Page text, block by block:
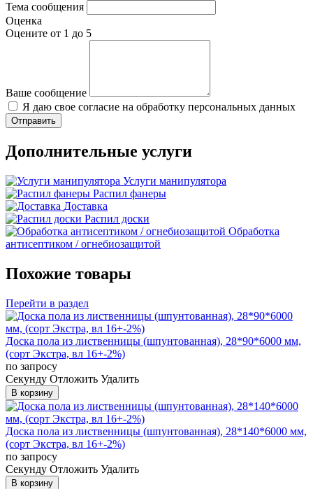
Тема сообщения
Оценка
Оцените от 1 до 5
Ваше сообщение
Я даю свое согласие на обработку персональных данных
Дополнительные услуги
Услуги манипулятора
Распил фанеры
Доставка
Распил доски
Обработка
антисептиком / огнебиозащитой
Похожие товары
Перейти в раздел
Доска пола из лиственницы (шпунтованная), 28*90*6000 мм,
(сорт Экстра, вл 16+-2%)
по запросу
Cекунду Отложить Удалить
В корзину
Доска пола из лиственницы (шпунтованная), 28*140*6000 мм,
(сорт Экстра, вл 16+-2%)
по запросу
Cекунду Отложить Удалить
В корзину